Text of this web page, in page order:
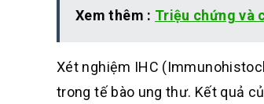
Xem thêm : Triệu chứng và
Xét nghiệm IHC
trong tế bào ung thư. Kết quả